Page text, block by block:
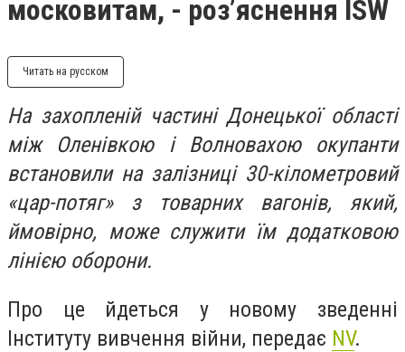
московитам, - роз’яснення ISW
Читать на русском
На захопленій частині Донецької області
між Оленівкою і Волновахою окупанти
встановили на залізниці 30-кілометровий
«цар-потяг» з товарних вагонів, який,
ймовірно, може служити їм додатковою
лінією оборони.
Про це йдеться у новому зведенні
Інституту вивчення війни, передає NV.